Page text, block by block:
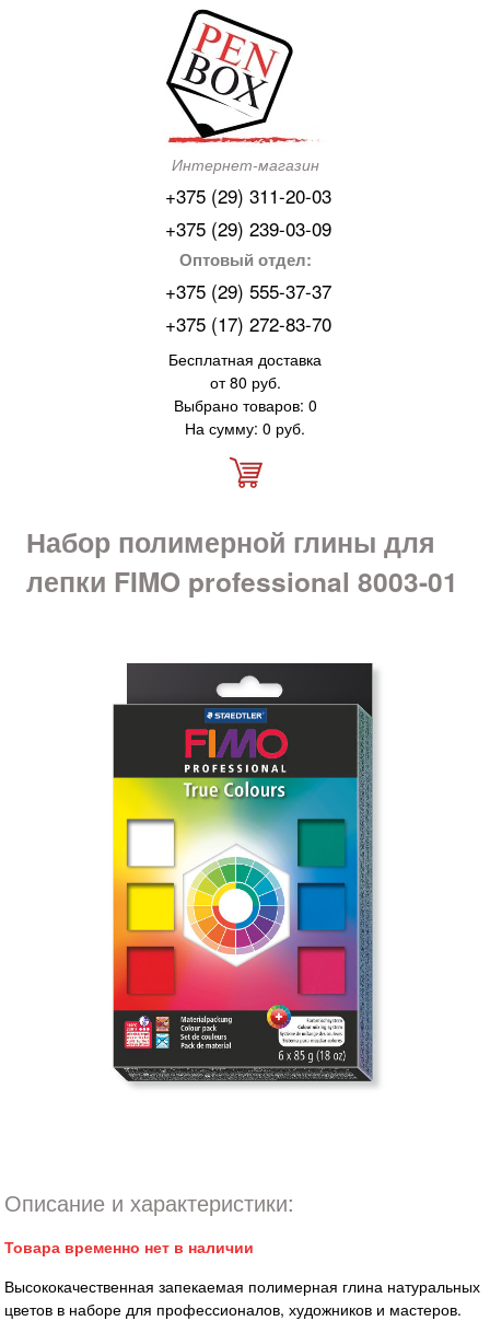
Интернет-магазин
+375 (29) 311-20-03
+375 (29) 239-03-09
Оптовый отдел:
+375 (29) 555-37-37
+375 (17) 272-83-70
Бесплатная доставка
от 80 руб.
Выбрано товаров: 0
На сумму: 0 руб.
Набор полимерной глины для
лепки FIMO professional 8003-01
Описание и характеристики:
Товара временно нет в наличии
Высококачественная запекаемая полимерная глина натуральных
цветов в наборе для профессионалов, художников и мастеров.